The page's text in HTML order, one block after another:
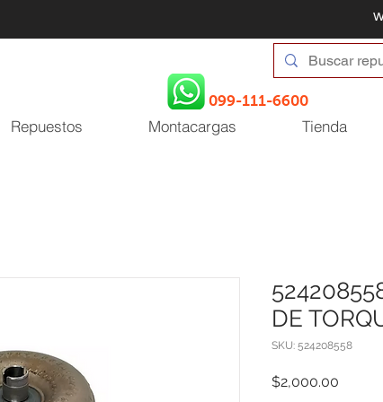
099-111-6600
Repuestos Montacargas Tienda
DE
SKU: 524208558
$2,000.00